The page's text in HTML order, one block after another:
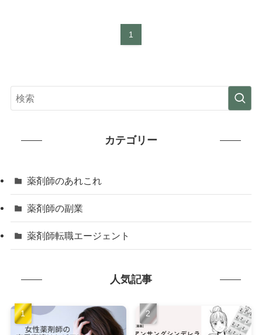
1
カテゴリー
薬剤師のあれこれ
薬剤師の副業
薬剤師転職エージェント
人気記事